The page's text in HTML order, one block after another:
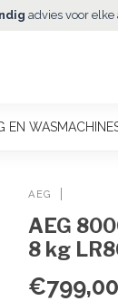
advies voor elke
EN
AEG
AEG
8 kg
€799,00